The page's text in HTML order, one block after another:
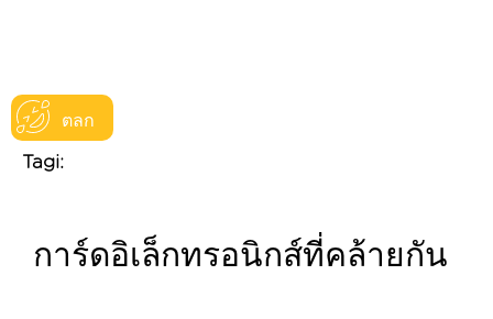
ตลก
Tagi:
การ์ดอิเล็กทรอนิกส์ที่คล้ายกัน